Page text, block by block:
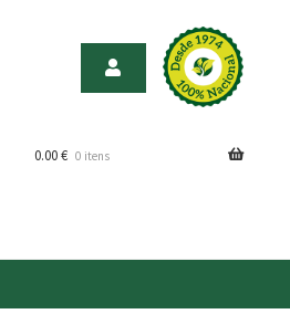
0.00€ 0 itens